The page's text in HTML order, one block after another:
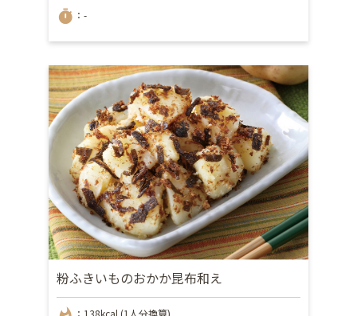
timer ：-
粉ふきいものおかか昆布和え